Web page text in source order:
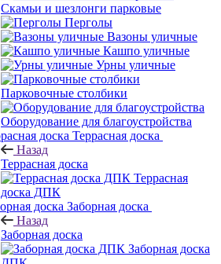
Скамьи и шезлонги парковые
Перголы
Вазоны уличные
Кашпо уличные
Урны уличные
Парковочные столбики
Оборудование для благоустройства
Террасная доска
Назад
Террасная доска
Террасная
доска ДПК
Заборная доска
Назад
Заборная доска
Заборная доска